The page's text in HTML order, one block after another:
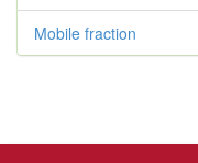
Mobile fraction